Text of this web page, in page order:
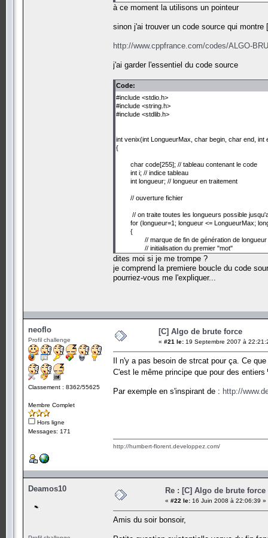
à ce moment la utilisons un pointeur
sinon j'ai trouver un code source qui
http://www.cppfrance.com/codes/ALGO-
j'ai garder l'essentiel du code source
Code:
#include <stdio.h>
#include <string.h>
#include <stdlib.h>
int venix(int LongueurMax, char begin, char end, int
{
char code[255]; // tableau contenant le code
int i; // indice tableau
int longueur; // longueur en traitement
// ouverture fichier
// on traite toutes les longueurs possible
for (longueur=1; longueur <= LongueurMax;
{
// marque de fin de génération de longueur
// initialisation du premier "mot"
for (i=0; i < longueur; code[i++] = begin)
code[longueur] = 0;
// on fait toute les lettres
code[i] = begin;
code[++i]++;
if((code[i] == ('9'+1)) && (err ==
if((code[i] == ('Z'+1)) && (err ==
if((code[i] == ('9'+1)) && (err ==
}
dites moi si je me trompe ?
je comprend la premiere boucle du code
pourriez-vous me l'expliquer...
neoflo
Profil challenge
Classement : 8362/55625
Membre Complet
Hors ligne
Messages: 171
[C] Algo de brute force
« #21 le: 19 Septembre 2007 à
Il n'y a pas besoin de strcat pour ça. Ce
C'est le même principe que pour des entiers
Par exemple en s'inspirant de : http://
http://humbert-florent.developpez.com/
Deamos10 Re : [C] Algo de brute force
« #22 le: 16 Juin 2008 à 22:06:39 »
Amis du soir bonsoir,